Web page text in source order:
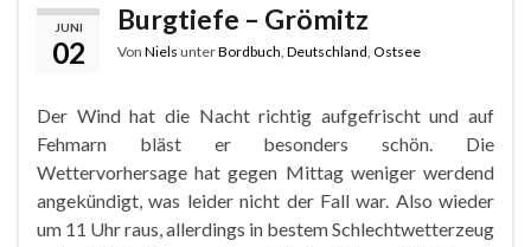
JUNI
02
Burgtiefe – Grömitz
Von Niels unterBordbuch Deutschland Ostsee
Der Wind hat die Nacht richtig aufgefrischt und auf
Fehmarn bläst er besonders schön. Die
Wettervorhersage hat gegen Mittag weniger werdend
angekündigt, was leider nicht der Fall war. Also wieder
um 11 Uhr raus, allerdings in bestem Schlechtwetterzeug